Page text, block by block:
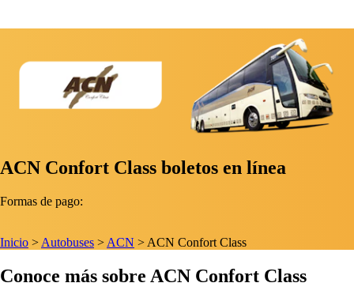
ACN Confort Class boletos en línea
Formas de pago:
Inicio > Autobuses > ACN > ACN Confort Class
Conoce más sobre ACN Confort Class